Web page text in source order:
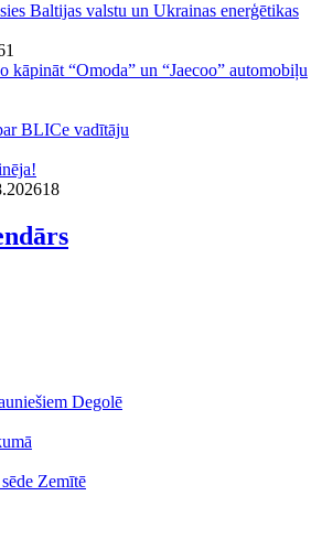
Baltijas valstu un Ukrainas enerģētikas
1
kāpināt “Omoda” un “Jaecoo” automobiļu
BLICe vadītāju
18
Degolē
Zemītē